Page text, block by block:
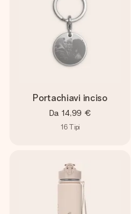
Portachiavi inciso
Da 14,99 €
16 Tipi